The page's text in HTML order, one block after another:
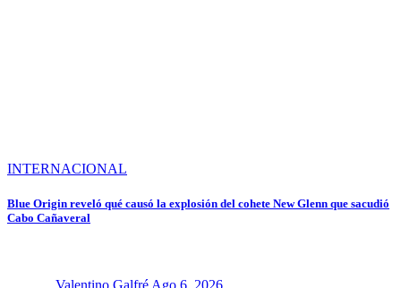
INTERNACIONAL
Blue Origin reveló qué causó la explosión del cohete New Glenn que sacudió
Cabo Cañaveral
Valentino Galfré Ago 6, 2026